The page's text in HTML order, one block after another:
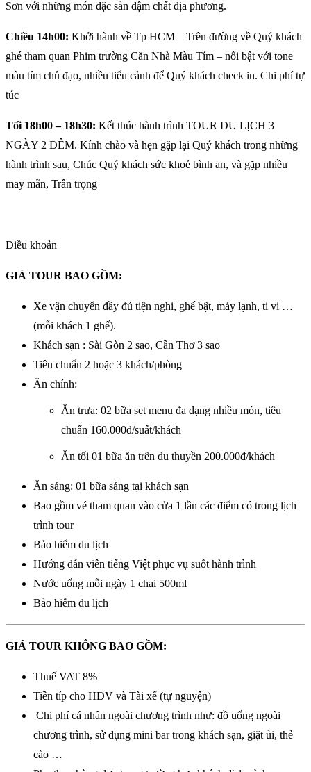
Sơn với những món đặc sản đậm chất địa phương.
Chiều 14h00: Khởi hành về Tp HCM – Trên đường về Quý khách
ghé tham quan Phim trường Căn Nhà Màu Tím – nổi bật với tone
màu tím chủ đạo, nhiều tiểu cảnh để Quý khách check in. Chi phí tự
túc
Tối 18h00 – 18h30: Kết thúc hành trình TOUR DU LỊCH 3
NGÀY 2 ĐÊM. Kính chào và hẹn gặp lại Quý khách trong những
hành trình sau, Chúc Quý khách sức khoẻ bình an, và gặp nhiều
may mắn, Trân trọng
Điều khoản
GIÁ TOUR BAO GỒM:
Xe vận chuyển đầy đủ tiện nghi, ghế bật, máy lạnh, ti vi …
(mỗi khách 1 ghế).
Khách sạn : Sài Gòn 2 sao, Cần Thơ 3 sao
Tiêu chuẩn 2 hoặc 3 khách/phòng
Ăn chính:
Ăn trưa: 02 bữa set menu đa dạng nhiều món, tiêu
chuẩn 160.000đ/suất/khách
Ăn tối 01 bữa ăn trên du thuyền 200.000đ/khách
Ăn sáng: 01 bữa sáng tại khách sạn
Bao gồm vé tham quan vào cửa 1 lần các điểm có trong lịch
trình tour
Bảo hiểm du lịch
Hướng dẫn viên tiếng Việt phục vụ suốt hành trình
Nước uống mỗi ngày 1 chai 500ml
Bảo hiểm du lịch
GIÁ TOUR KHÔNG BAO GỒM:
Thuế VAT 8%
Tiền típ cho HDV và Tài xế (tự nguyện)
Chi phí cá nhân ngoài chương trình như: đồ uống ngoài
chương trình, sử dụng mini bar trong khách sạn, giặt ủi, thẻ
cào …